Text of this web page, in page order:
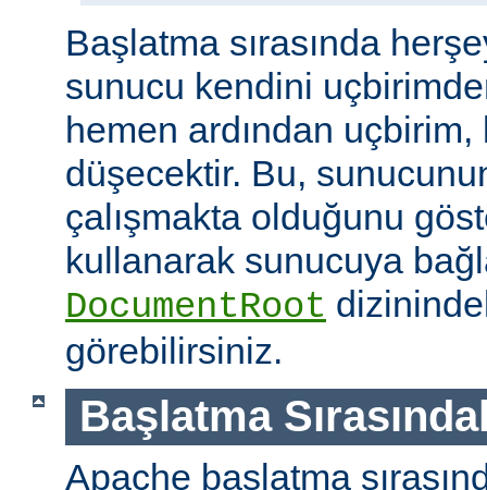
Başlatma sırasında
sunucu kendini
hemen ardından
düşecektir. Bu,
çalışmakta olduğunu
kullanarak sunucuya
DocumentRoot
görebilirsiniz.
Başlatma
Apache başlatma